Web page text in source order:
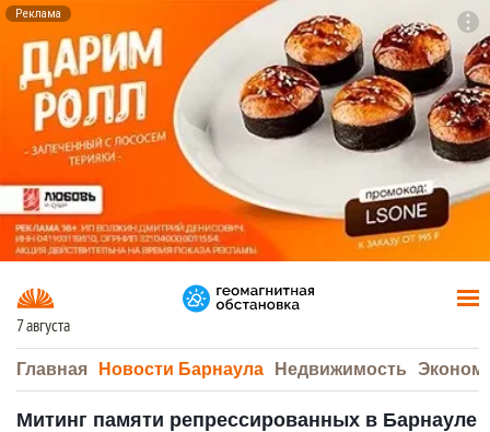
Реклама
7 августа
Главная Новости Барнаула Недвижимость
Митинг памяти репрессированных в Барнауле